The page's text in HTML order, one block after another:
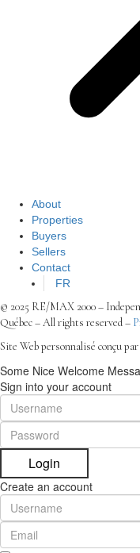
About
Properties
Buyers
Sellers
Contact
FR
© 2025 RE/MAX 2000 –
Québec – All rights reserved –
Site Web personnalisé conçu par
Some Nice Welcome
Sign into your account
Login
Create an account